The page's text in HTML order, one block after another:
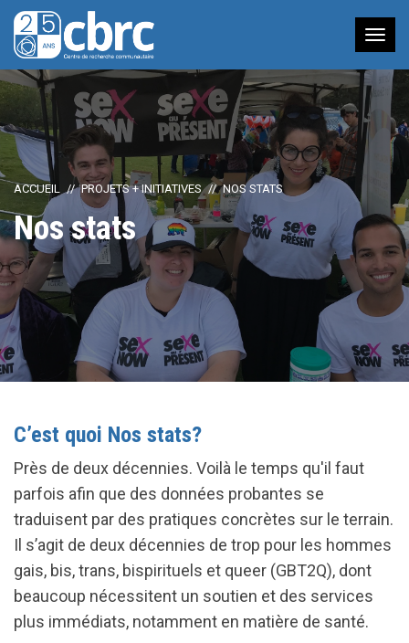
à
ACCUEIL PROJETS + INITIATIVES NOS STATS
Nos stats
C’est quoi Nos stats?
Près de deux décennies. Voilà le temps qu'il faut
parfois afin que des données probantes se
traduisent par des pratiques concrètes sur le terrain.
Il s’agit de deux décennies de trop pour les hommes
gais, bis, trans, bispirituels et queer (GBT2Q), dont
beaucoup nécessitent un soutien et des services
plus immédiats, notamment en matière de santé.